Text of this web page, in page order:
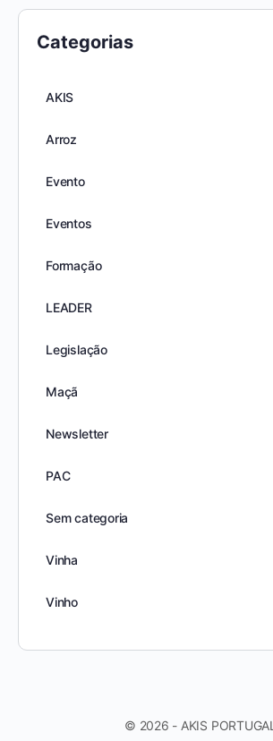
Categorias
AKIS
Arroz
Evento
Eventos
Formação
LEADER
Legislação
Maçã
Newsletter
PAC
Sem categoria
Vinha
Vinho
© 2026 - AKIS PORTUGAL